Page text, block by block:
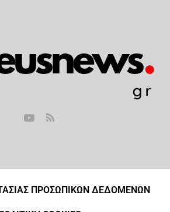
ΠΡΟΣΩΠΙΚΩΝ ΔΕΔΟΜΕΝΩΝ